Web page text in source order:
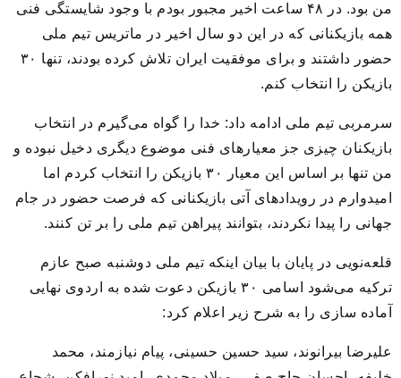
من بود. در ۴٨ ساعت اخیر مجبور بودم با وجود شایستگی فنی
همه بازیکنانی که در این دو سال اخیر در ماتریس تیم ملی
حضور داشتند و برای موفقیت ایران تلاش کرده بودند، تنها ٣٠
بازیکن را انتخاب کنم.
سرمربی تیم ملی ادامه داد: خدا را گواه می‌گیرم در انتخاب
بازیکنان چیزی جز معیارهای فنی موضوع دیگری دخیل نبوده و
من تنها بر اساس این معیار ٣٠ بازیکن را انتخاب کردم اما
امیدوارم در رویدادهای آتی بازیکنانی که فرصت حضور در جام
جهانی را پیدا نکردند، بتوانند پیراهن تیم ملی را بر تن کنند.
قلعه‌نویی در پایان با بیان اینکه تیم ملی دوشنبه صبح عازم
ترکیه می‌شود اسامی ٣٠ بازیکن دعوت شده به اردوی نهایی
آماده سازی را به شرح زیر اعلام کرد:
‎علیرضا بیرانوند، سید حسین حسینی، پیام نیازمند، محمد